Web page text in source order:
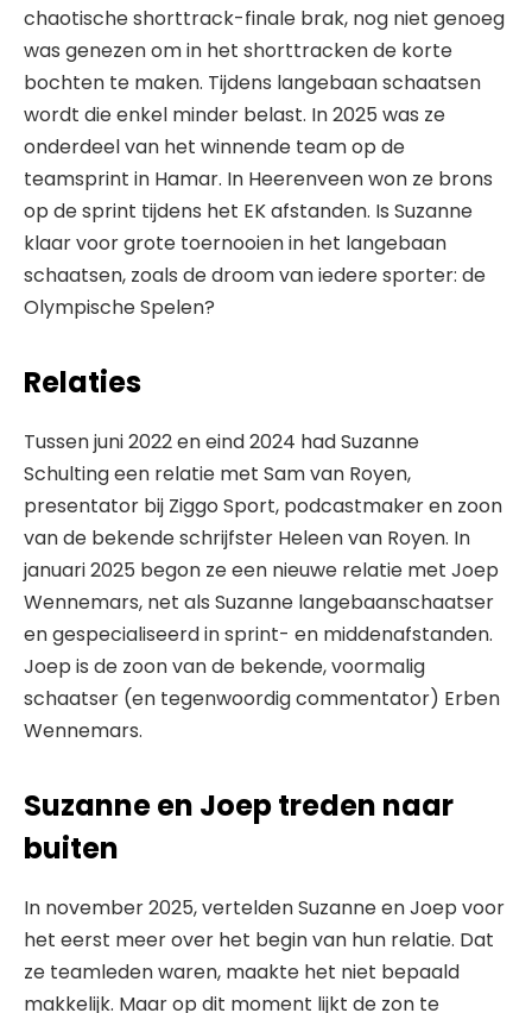
chaotische shorttrack-finale brak, nog niet genoeg
was genezen om in het shorttracken de korte
bochten te maken. Tijdens langebaan schaatsen
wordt die enkel minder belast. In 2025 was ze
onderdeel van het winnende team op de
teamsprint in Hamar. In Heerenveen won ze brons
op de sprint tijdens het EK afstanden. Is Suzanne
klaar voor grote toernooien in het langebaan
schaatsen, zoals de droom van iedere sporter: de
Olympische Spelen?
Relaties
Tussen juni 2022 en eind 2024 had Suzanne
Schulting een relatie met Sam van Royen,
presentator bij Ziggo Sport, podcastmaker en zoon
van de bekende schrijfster Heleen van Royen. In
januari 2025 begon ze een nieuwe relatie met Joep
Wennemars, net als Suzanne langebaanschaatser
en gespecialiseerd in sprint- en middenafstanden.
Joep is de zoon van de bekende, voormalig
schaatser (en tegenwoordig commentator) Erben
Wennemars.
Suzanne en Joep treden naar
buiten
In november 2025, vertelden Suzanne en Joep voor
het eerst meer over het begin van hun relatie. Dat
ze teamleden waren, maakte het niet bepaald
makkelijk. Maar op dit moment lijkt de zon te